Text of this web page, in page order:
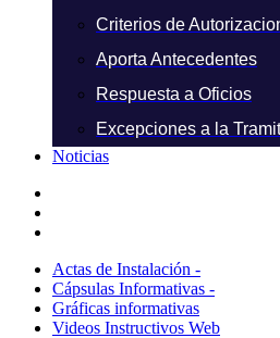
Criterios de
Aporta Antecedentes
Respuesta a Oficios
Excepciones a la
Noticias
Actas de Instalación -
Cápsulas Informativas -
Gráficas informativas
Videos Instructivos Web